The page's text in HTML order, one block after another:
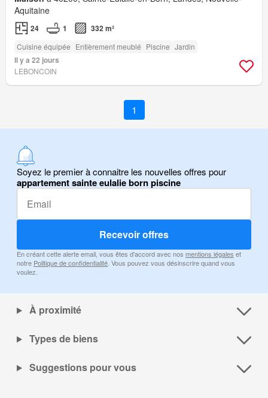
Aquitaine
24 1 332 m²
Cuisine équipée Entièrement meublé Piscine Jardin
Il y a 22 jours
LEBONCOIN
1
Soyez le premier à connaitre les nouvelles offres pour
appartement sainte eulalie born piscine
Recevoir offres
En créant cette alerte email, vous êtes d'accord avec nos mentions légales et
notre Politique de confidentialité. Vous pouvez vous désinscrire quand vous
voulez.
À proximité
Types de biens
Suggestions pour vous